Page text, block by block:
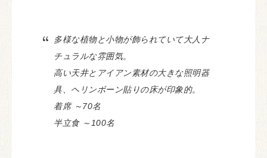
多様な植物と小物が飾られていて大人ナ
チュラルな雰囲気。
高い天井とアイアン素材の大きな照明器
具、ヘリンボーン貼りの床が印象的。
着席 ～70名
半立食 ～100名